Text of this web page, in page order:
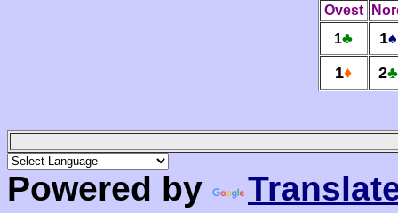
Ovest
1♣ 1♠
1♦ 2♣
Powered by